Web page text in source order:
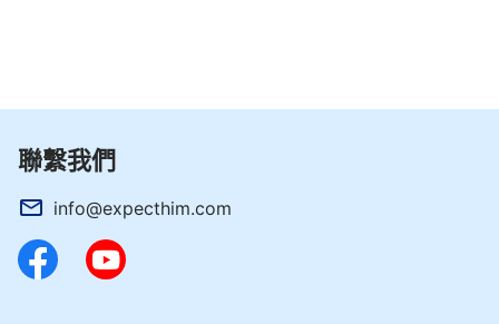
聯繫我們
info@expecthim.com